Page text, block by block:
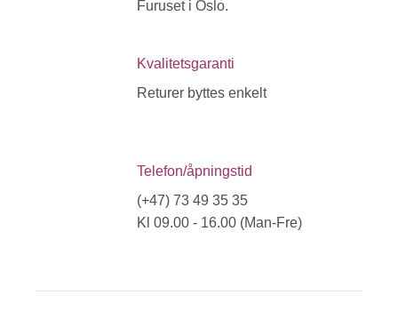
Furuset i Oslo.
Kvalitetsgaranti
Returer byttes enkelt
Telefon/åpningstid
(+47) 73 49 35 35
Kl 09.00 - 16.00 (Man-Fre)